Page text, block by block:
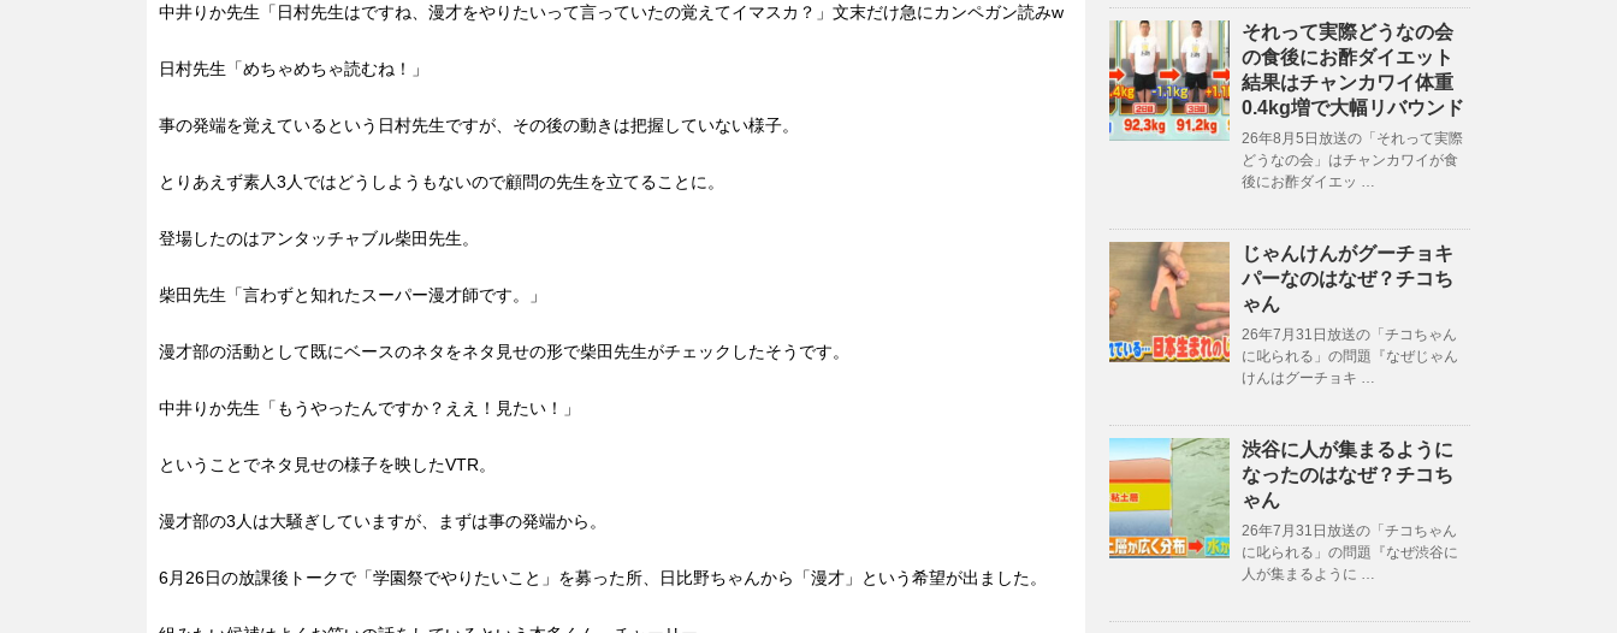
中井りか先生「日村先生はですね、漫才をやりたいって言っていたの覚えてイマスカ？」文末だけ急にカンペガン読みw
日村先生「めちゃめちゃ読むね！」
事の発端を覚えているという日村先生ですが、その後の動きは把握していない様子。
とりあえず素人3人ではどうしようもないので顧問の先生を立てることに。
登場したのはアンタッチャブル柴田先生。
柴田先生「言わずと知れたスーパー漫才師です。」
漫才部の活動として既にベースのネタをネタ見せの形で柴田先生がチェックしたそうです。
中井りか先生「もうやったんですか？ええ！見たい！」
ということでネタ見せの様子を映したVTR。
漫才部の3人は大騒ぎしていますが、まずは事の発端から。
6月26日の放課後トークで「学園祭でやりたいこと」を募った所、日比野ちゃんから「漫才」という希望が出ました。
それって実際どうなの会
の食後にお酢ダイエット
結果はチャンカワイ体重
0.4kg増で大幅リバウンド
26年8月5日放送の「それって実際
どうなの会」はチャンカワイが食
後にお酢ダイエッ …
じゃんけんがグーチョキ
パーなのはなぜ？チコち
ゃん
26年7月31日放送の「チコちゃん
に叱られる」の問題『なぜじゃん
けんはグーチョキ …
渋谷に人が集まるように
なったのはなぜ？チコち
ゃん
26年7月31日放送の「チコちゃん
に叱られる」の問題『なぜ渋谷に
人が集まるように …